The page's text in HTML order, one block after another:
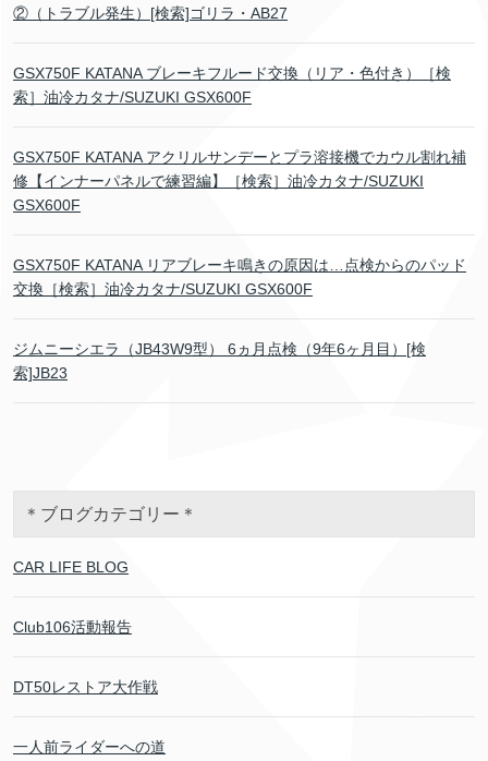
②（トラブル発生）[検索]ゴリラ・AB27
GSX750F KATANA ブレーキフルード交換（リア・色付き）［検
索］油冷カタナ/SUZUKI GSX600F
GSX750F KATANA アクリルサンデーとプラ溶接機でカウル割れ補
修【インナーパネルで練習編】［検索］油冷カタナ/SUZUKI
GSX600F
GSX750F KATANA リアブレーキ鳴きの原因は…点検からのパッド
交換［検索］油冷カタナ/SUZUKI GSX600F
ジムニーシエラ（JB43W9型） 6ヵ月点検（9年6ヶ月目）[検
索]JB23
＊ブログカテゴリー＊
CAR LIFE BLOG
Club106活動報告
DT50レストア大作戦
一人前ライダーへの道